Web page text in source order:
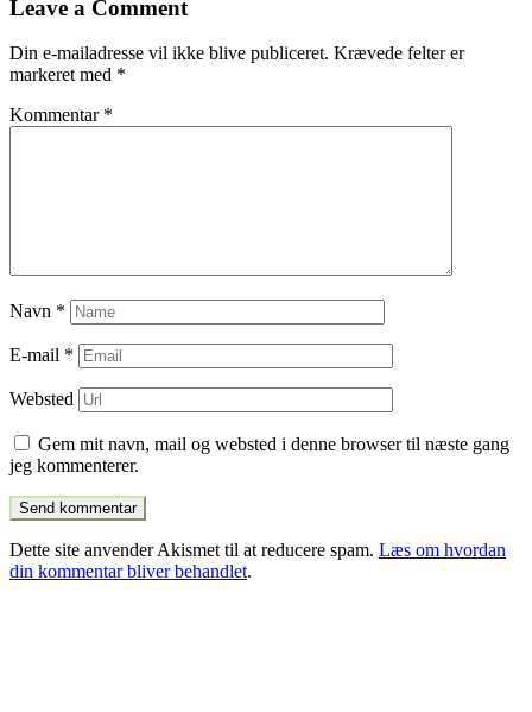
Leave a Comment
Din e-mailadresse vil ikke blive publiceret. Krævede felter er
markeret med *
Kommentar *
Navn *
E-mail *
Websted
Gem mit navn, mail og websted i denne browser til næste gang
jeg kommenterer.
Dette site anvender Akismet til at reducere spam. Læs om hvordan
din kommentar bliver behandlet.